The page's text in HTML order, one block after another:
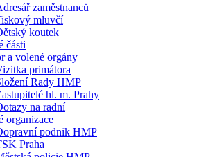
zaměstnanců
mluvčí
koutek
části
a volené orgány
primátora
Rady HMP
hl. m. Prahy
na radní
organizace
podnik HMP
Praha